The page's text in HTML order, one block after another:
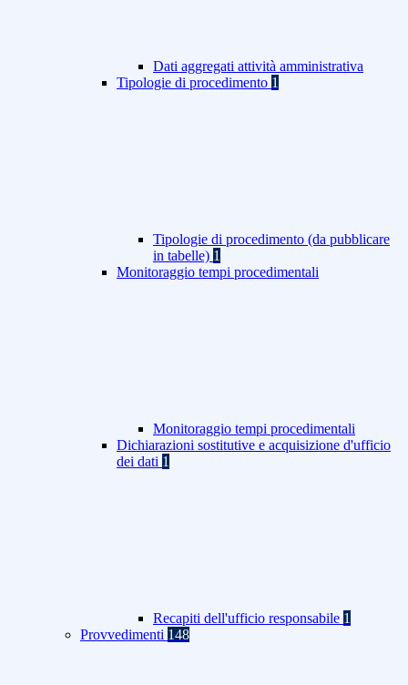
Dati aggregati attività amministrativa
Tipologie di procedimento 1
Tipologie di procedimento (da pubblicare
in tabelle) 1
Monitoraggio tempi procedimentali
Monitoraggio tempi procedimentali
Dichiarazioni sostitutive e acquisizione d'ufficio
dei dati 1
Recapiti dell'ufficio responsabile 1
Provvedimenti 148